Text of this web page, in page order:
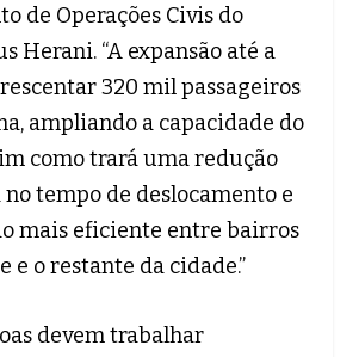
de Operações Civis do
Herani. “A expansão até a
320 mil passageiros
ampliando a capacidade do
como trará uma redução
tempo de deslocamento e
mais eficiente entre bairros
e o restante da cidade.”
devem trabalhar